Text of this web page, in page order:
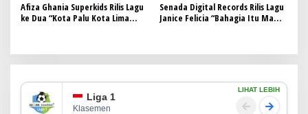
Afiza Ghania Superkids Rilis Lagu
ke Dua “Kota Palu Kota Lima
Senada Digital Records Rilis Lagu
Janice Felicia “Bahagia Itu Mama
Liga 1
Klasemen
LIHAT LEBIH